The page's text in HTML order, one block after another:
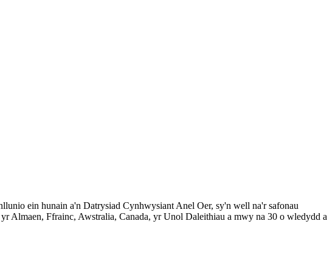
ein hunain a'n Datrysiad Cynhwysiant Anel Oer, sy'n well na'r safonau
Ffrainc, Awstralia, Canada, yr Unol Daleithiau a mwy na 30 o wledydd a